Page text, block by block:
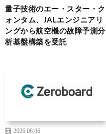
量子技術のエー・スター・ク
ォンタム、JALエンジニアリ
ングから航空機の故障予測分
析基盤構築を受託
2026.08.06